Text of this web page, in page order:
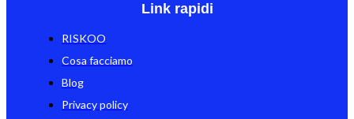
Link rapidi
RISKOO
Cosa facciamo
Blog
Privacy policy